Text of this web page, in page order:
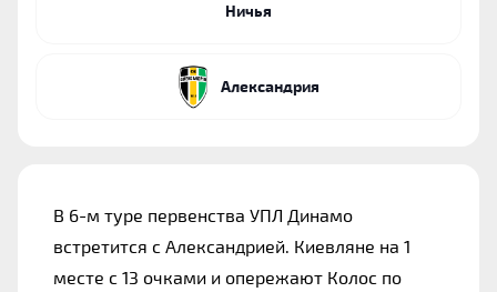
Ничья
Александрия
В 6-м туре первенства УПЛ Динамо
встретится с Александрией. Киевляне на 1
месте с 13 очками и опережают Колос по